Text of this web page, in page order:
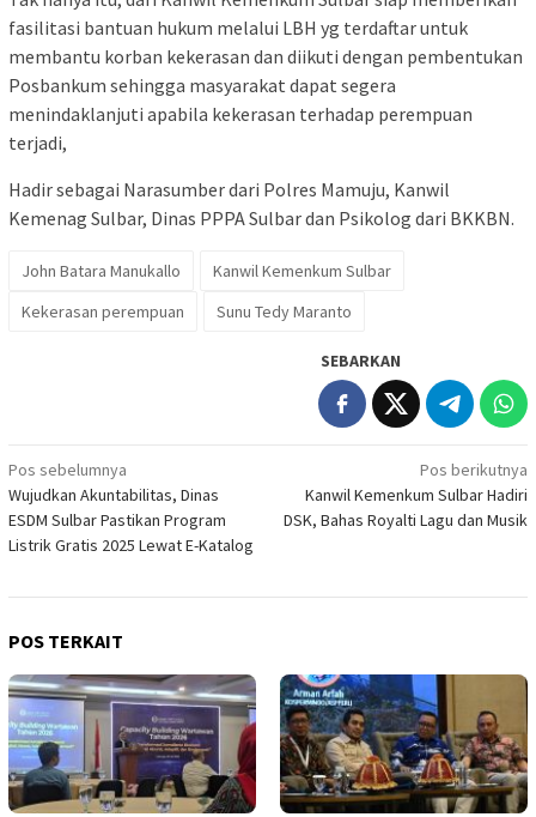
fasilitasi bantuan hukum melalui LBH yg terdaftar untuk
membantu korban kekerasan dan diikuti dengan pembentukan
Posbankum sehingga masyarakat dapat segera
menindaklanjuti apabila kekerasan terhadap perempuan
terjadi,
Hadir sebagai Narasumber dari Polres Mamuju, Kanwil
Kemenag Sulbar, Dinas PPPA Sulbar dan Psikolog dari BKKBN.
John Batara Manukallo
Kanwil Kemenkum Sulbar
Kekerasan perempuan
Sunu Tedy Maranto
SEBARKAN
Navigasi
pos
Pos sebelumnya
Wujudkan Akuntabilitas, Dinas
ESDM Sulbar Pastikan Program
Listrik Gratis 2025 Lewat E-Katalog
Pos berikutnya
Kanwil Kemenkum Sulbar Hadiri
DSK, Bahas Royalti Lagu dan Musik
POS TERKAIT